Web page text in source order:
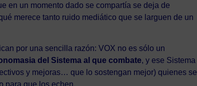
en un momento dado se compartía se deja de
merece tanto ruido mediático que se larguen de un
por una sencilla razón: VOX no es sólo un
del Sistema al que combate, y ese Sistema
y mejoras… que lo sostengan mejor) quienes se